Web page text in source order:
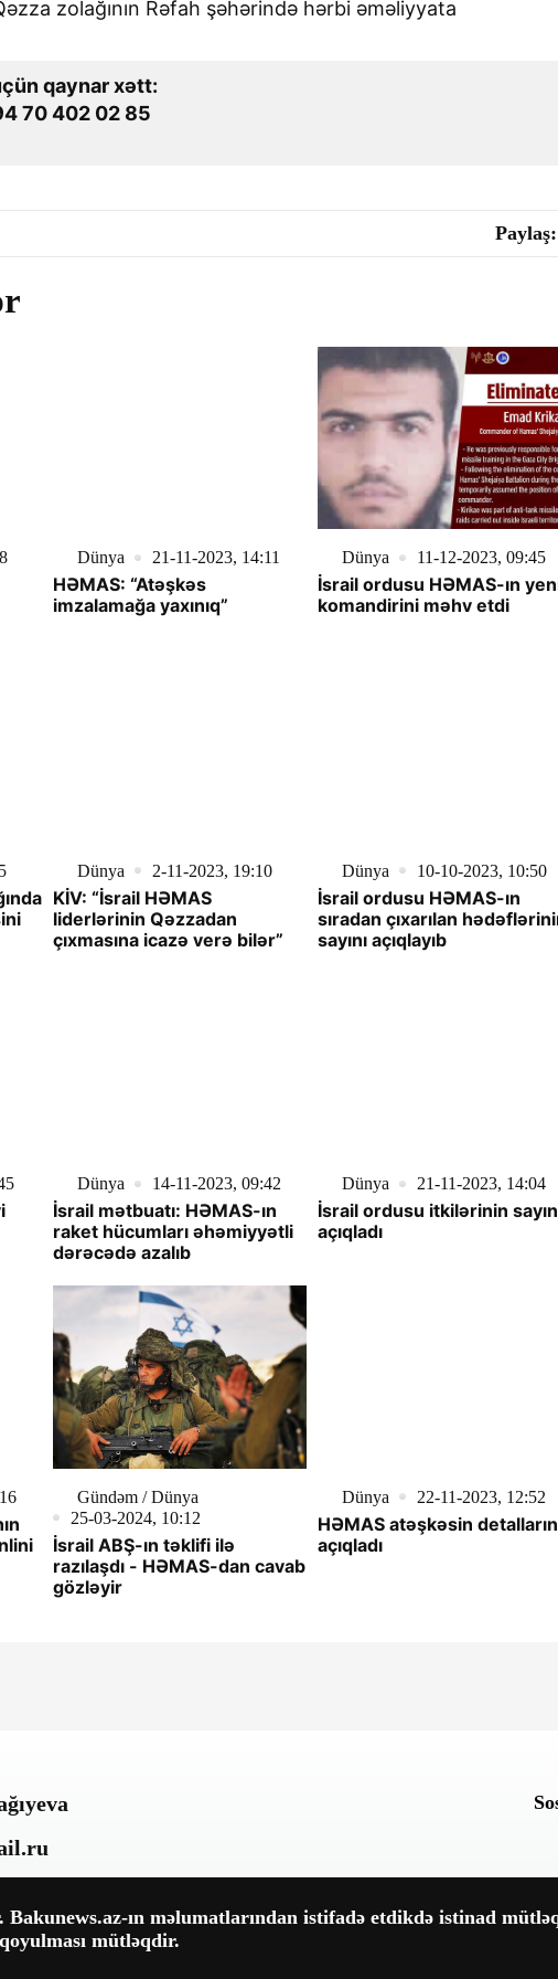
zolağının Rəfah şəhərində hərbi əməliyyata
qaynar xətt:
70 402 02 85
Paylaş:
Dünya 21-11-2023, 14:11
HƏMAS: “Atəşkəs
imzalamağa yaxınıq”
Dünya 11-12-2023, 09:45
İsrail ordusu HƏMAS-ın
komandirini məhv etdi
Dünya 2-11-2023, 19:10
KİV: “İsrail HƏMAS
liderlərinin Qəzzadan
çıxmasına icazə verə bilər”
Dünya 10-10-2023, 10:50
İsrail ordusu HƏMAS-ın
sıradan çıxarılan
sayını açıqlayıb
Dünya 14-11-2023, 09:42
İsrail mətbuatı: HƏMAS-ın
raket hücumları əhəmiyyətli
dərəcədə azalıb
Dünya 21-11-2023, 14:04
İsrail ordusu itkilərinin
açıqladı
Gündəm / Dünya
25-03-2024, 10:12
İsrail ABŞ-ın təklifi ilə
razılaşdı - HƏMAS-dan cavab
gözləyir
Dünya 22-11-2023, 12:52
HƏMAS atəşkəsin
açıqladı
ın məlumatlarından istifadə etdikdə istinad
mütləqdir.